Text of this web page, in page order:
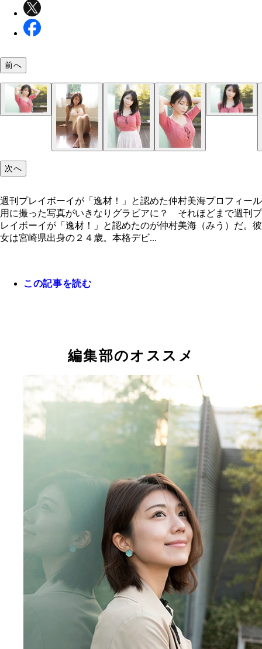
前へ
次へ
週刊プレイボーイが「逸材！」と認めた仲村美海プロフィール
用に撮った写真がいきなりグラビアに？ それほどまで週刊プ
レイボーイが「逸材！」と認めたのが仲村美海（みう）だ。彼
女は宮崎県出身の２４歳。本格デビ...
この記事を読む
編集部のオススメ